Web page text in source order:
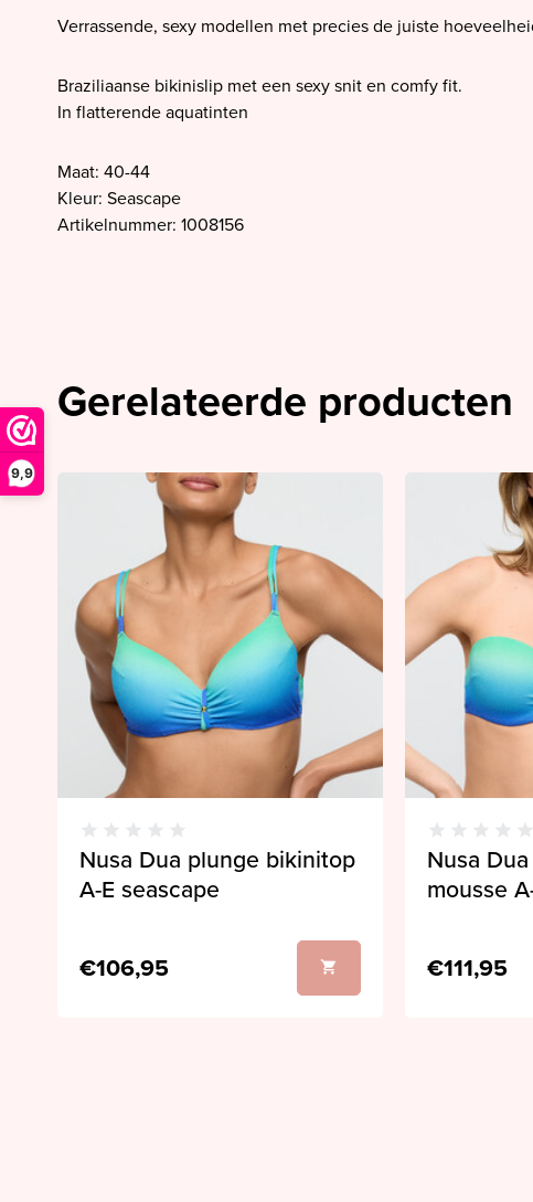
9,9
SALE PrimaDonna Swim
SALE Ten Cate
Verrassende, sexy modellen met precies de juiste
Braziliaanse bikinislip met een sexy snit en comfy fit.
In flatterende aquatinten
Maat: 40-44
Kleur: Seascape
Artikelnummer: 1008156
Gerelateerde producten
Nusa Dua plunge bikinitop
A-E seascape
€106,95
Nusa
mousse
€111,95